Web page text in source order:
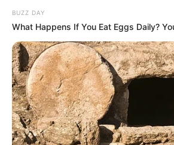
BUZZ DAY
What Happens If You Eat Eggs Daily?